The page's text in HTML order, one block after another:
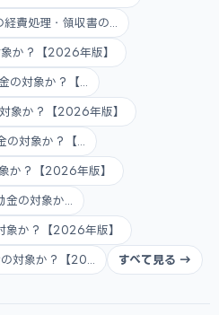
費処理・領収書の...
か？【2026年版】
対象か？【...
象か？【2026年版】
対象か？【...
か？【2026年版】
の対象か...
か？【2026年版】
対象か？【20... すべて見る →